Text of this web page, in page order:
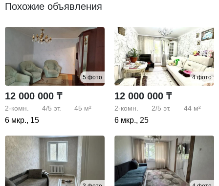
Похожие объявления
5 фото
12 000 000 ₸
2-комн. 4/5 эт. 45 м²
6 мкр., 15
4 фото
12 000 000 ₸
2-комн. 2/5 эт. 44 м²
6 мкр., 25